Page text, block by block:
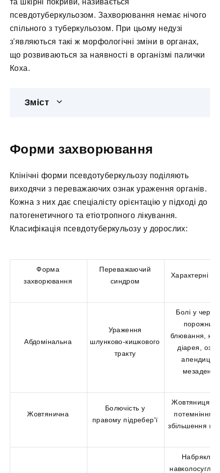
псевдотуберкульозом. Захворювання немає нічого
спільного з туберкульозом. При цьому недузі
з'являються такі ж морфологічні зміни в органах,
що розвиваються за наявності в організмі палички
Коха.
Зміст
Форми захворювання
Клінічні форми псевдотуберкульозу поділяють
виходячи з переважаючих ознак ураження органів.
Кожна з них дає спеціалісту орієнтацію у підході до
патогенетичного та етіотропного лікування.
Класифікація псевдотуберкульозу у дорослих:
Форма
захворювання
Переважаючий
синдром
Характерні
Абдомінальна
Ураження
шлунково-кишкового
тракту
Болі у
блювання,
діарея,
Жовтянична
Болючість у
правому підребер'ї
Жовтяниця
потемніння
збільшення